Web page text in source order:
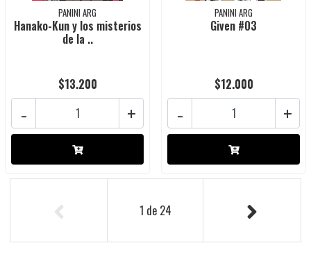
PANINI ARG
Hanako-Kun y los misterios
de la ..
$13.200
+
-
PANINI ARG
Given #03
$12.000
+
-
1 de 24